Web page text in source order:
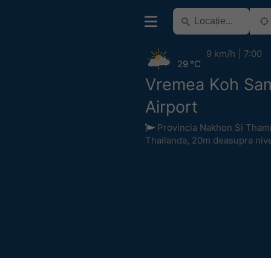
Vremea Koh
Airport
Provincia Nakhon Si
Thailanda, 20m deasupra
29 °C
9 km/h 7:00